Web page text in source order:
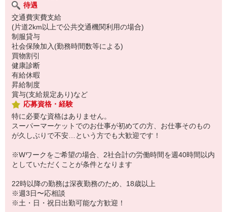
待遇
交通費実費支給
(片道2km以上で公共交通機関利用の場合)
制服貸与
社会保険加入(勤務時間数等による)
買物割引
健康診断
有給休暇
昇給制度
賞与(支給規定あり)など
応募資格・経験
特に必要な資格はありません。
スーパーマーケットでのお仕事が初めての方、お仕事そのもの
が久しぶりで不安…という方でも大歓迎です！
※Wワークをご希望の場合、2社合計の労働時間を週40時間以内
としていただくことが条件となります
22時以降の勤務は深夜勤務のため、18歳以上
※週3日〜応相談
※土・日・祝日出勤可能な方歓迎！